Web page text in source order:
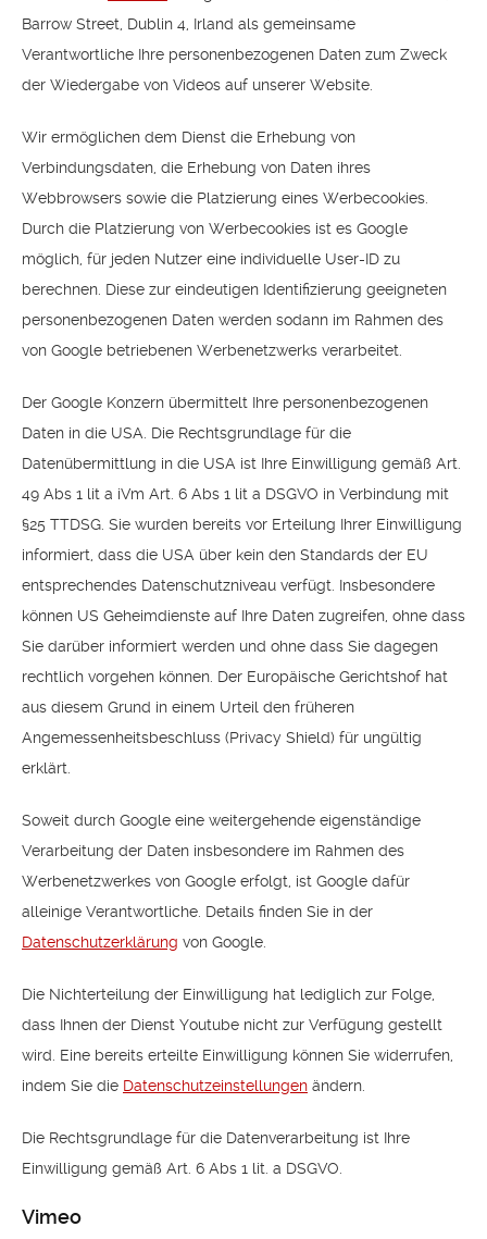
Barrow Street, Dublin 4, Irland als gemeinsame
Verantwortliche Ihre personenbezogenen Daten zum Zweck
der Wiedergabe von Videos auf unserer Website.
Wir ermöglichen dem Dienst die Erhebung von
Verbindungsdaten, die Erhebung von Daten ihres
Webbrowsers sowie die Platzierung eines Werbecookies.
Durch die Platzierung von Werbecookies ist es Google
möglich, für jeden Nutzer eine individuelle User-ID zu
berechnen. Diese zur eindeutigen Identifizierung geeigneten
personenbezogenen Daten werden sodann im Rahmen des
von Google betriebenen Werbenetzwerks verarbeitet.
Der Google Konzern übermittelt Ihre personenbezogenen
Daten in die USA. Die Rechtsgrundlage für die
Datenübermittlung in die USA ist Ihre Einwilligung gemäß Art.
49 Abs 1 lit a iVm Art. 6 Abs 1 lit a DSGVO in Verbindung mit
§25 TTDSG. Sie wurden bereits vor Erteilung Ihrer Einwilligung
informiert, dass die USA über kein den Standards der EU
entsprechendes Datenschutzniveau verfügt. Insbesondere
können US Geheimdienste auf Ihre Daten zugreifen, ohne dass
Sie darüber informiert werden und ohne dass Sie dagegen
rechtlich vorgehen können. Der Europäische Gerichtshof hat
aus diesem Grund in einem Urteil den früheren
Angemessenheitsbeschluss (Privacy Shield) für ungültig
erklärt.
Soweit durch Google eine weitergehende eigenständige
Verarbeitung der Daten insbesondere im Rahmen des
Werbenetzwerkes von Google erfolgt, ist Google dafür
alleinige Verantwortliche. Details finden Sie in der
Datenschutzerklärung von Google.
Die Nichterteilung der Einwilligung hat lediglich zur Folge,
dass Ihnen der Dienst Youtube nicht zur Verfügung gestellt
wird. Eine bereits erteilte Einwilligung können Sie widerrufen,
indem Sie die Datenschutzeinstellungen ändern.
Die Rechtsgrundlage für die Datenverarbeitung ist Ihre
Einwilligung gemäß Art. 6 Abs 1 lit. a DSGVO.
Vimeo